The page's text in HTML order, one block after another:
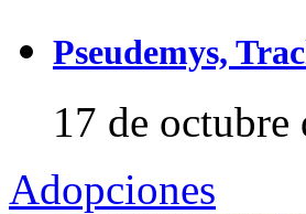
Pseudemys,
17 de octubre
Adopciones